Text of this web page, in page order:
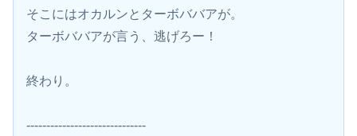
そこにはオカルンとターボババアが。
ターボババアが言う、逃げろー！
終わり。
------------------------------